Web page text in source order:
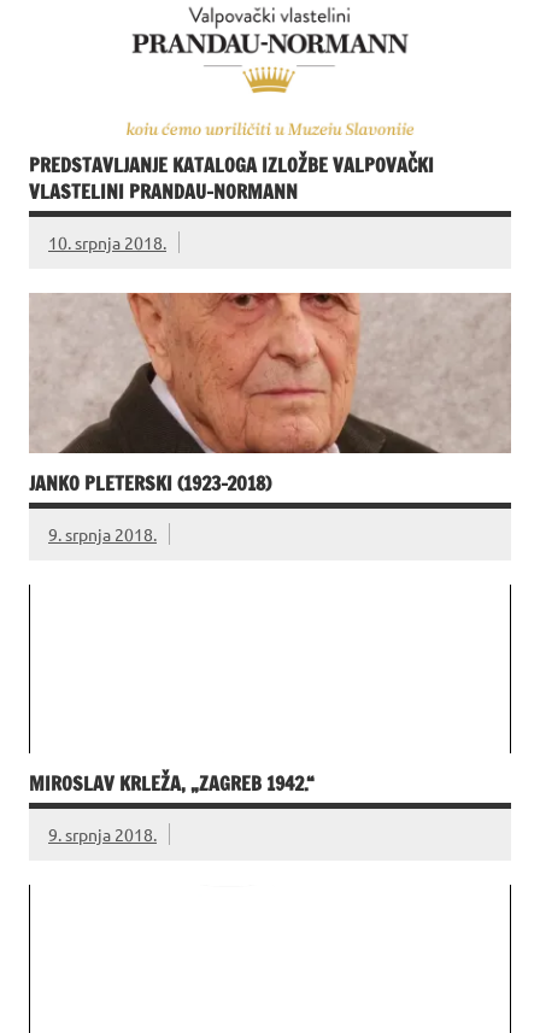
PREDSTAVLJANJE KATALOGA IZLOŽBE VALPOVAČKI
VLASTELINI PRANDAU-NORMANN
10. srpnja 2018.
JANKO PLETERSKI (1923-2018)
9. srpnja 2018.
MIROSLAV KRLEŽA, „ZAGREB 1942.“
9. srpnja 2018.